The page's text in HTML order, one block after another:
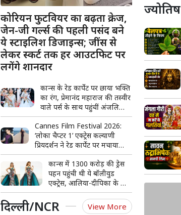
कोरियन फुटवियर का बढ़ता क्रेज,
जेन-जी गर्ल्स की पहली पसंद बने
ये स्टाइलिश डिजाइन्स; जींस से
लेकर स्कर्ट तक हर आउटफिट पर
लगेंगे शानदार
कान्स के रेड कार्पेट पर छाया भक्ति
का रंग, प्रेमानंद महाराज की तस्वीर
वाले पर्स के साथ पहुंचीं अंजलि
फोगाट; सनातन परंपरा की हुई चर्चा
Cannes Film Festival 2026:
‘लोका चैप्टर 1’ एक्ट्रेस कल्याणी
प्रियदर्शन ने रेड कार्पेट पर मचाया
धमाल, बॉडीकॉन गाउन में दिए
कातिलाना पोज, तस्वीरों ने उड़ाए फैंस
के होश
कान्स में 1300 करोड़ की ड्रेस
पहन पहुंची थी ये बॉलीवुड
एक्ट्रेस, आलिया-दीपिका के भी
उड़ गए थे होश
दिल्ली/NCR View More
ज्योतिष